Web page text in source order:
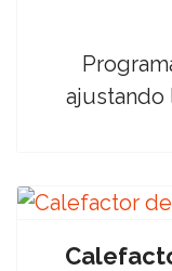
ajustando